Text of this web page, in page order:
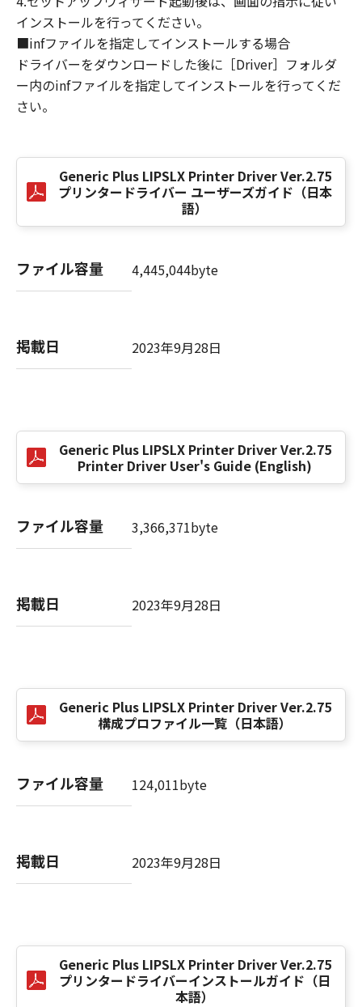
損害の可能性について知らされていた場合でも
同様です。
(3) キヤノン、キヤノンのライセンサー、キヤノ
ンの子会社、キヤノンの関連会社、それらの販
売代理店または販売店のいずれも、「本ソフト
ウェア」、または「本ソフトウェア」の使用に
ないものとします。
８．契約期間
(1) 本契約書は、お客様が、『同意』を示す下
フトウェア」をインストールした時点で発効
し、下記(2)または(3)により終了されるまで有
複製物のすべてを廃棄および消去することによ
り、本契約書を終了させることができます。
した場合、速やかに、「本ソフトウェア」およ
びその複製物のすべてを廃棄または消去するも
のとします。
定は、本契約書の終了後も効力を有します。
“米国政府エンドユーザー”とは、米国政府の機
関また団体を意味します。もしお客様が米国政
item," as that term is defined at 48 C.F.R.
2.101 (Oct 1995), consisting of "commercial
computer software" and "commercial
computer software documentation," as such
Consistent with 48 C.F.R. 12.212 and 48 C.F.R.
227.7202-1 through 227.7202-4 (June 1995),
forth herein. The manufacturer is Canon
Inc./30-2, Shimomaruko 3-chome, Ohta-ku,
意味し、指し示すものとします。
インストールを行ってください。
■infファイルを指定してインストールする場合
ドライバーをダウンロードした後に［Driver］フォルダ
ー内のinfファイルを指定してインストールを行ってくだ
さい。
Generic Plus LIPSLX Printer Driver Ver.2.75
プリンタードライバー ユーザーズガイド（日本
語）
ファイル容量 4,445,044byte
掲載日 2023年9月28日
Generic Plus LIPSLX Printer Driver Ver.2.75
Printer Driver User's Guide (English)
ファイル容量 3,366,371byte
掲載日 2023年9月28日
Generic Plus LIPSLX Printer Driver Ver.2.75
構成プロファイル一覧（日本語）
ファイル容量 124,011byte
掲載日 2023年9月28日
Generic Plus LIPSLX Printer Driver Ver.2.75
プリンタードライバーインストールガイド（日
本語）